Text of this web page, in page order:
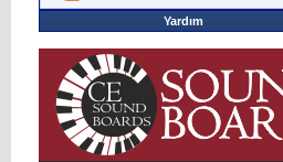
Yardım